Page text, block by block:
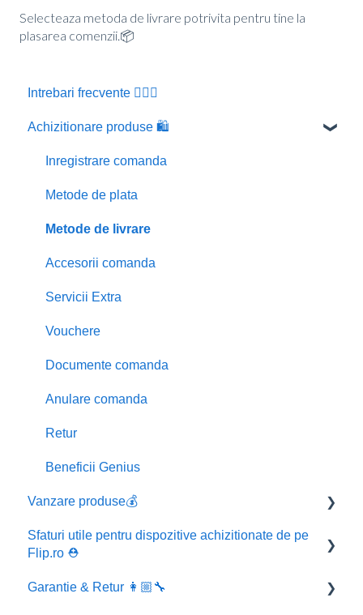
Selecteaza metoda de livrare potrivita pentru tine la
plasarea comenzii.📦
Intrebari frecvente 🙋🏼‍♂️
Achizitionare produse 🛍️
Inregistrare comanda
Metode de plata
Metode de livrare
Accesorii comanda
Servicii Extra
Vouchere
Documente comanda
Anulare comanda
Retur
Beneficii Genius
Vanzare produse💰
Inregistrare comanda
Sfaturi utile pentru dispozitive achizitionate de pe
Flip.ro ⛑️
Informatii utile pentru telefonul tau 📱
Garantie & Retur 👩🏼‍🔧